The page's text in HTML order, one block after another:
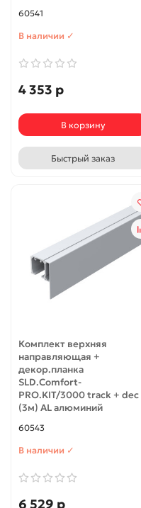
60541
В наличии ✓
4 353 р
В корзину
Быстрый заказ
Комплект верхняя
направляющая +
декор.планка
SLD.Comfort-
PRO.KIT/3000 track + dec
(3м) AL алюминий
60543
В наличии ✓
6 529 р